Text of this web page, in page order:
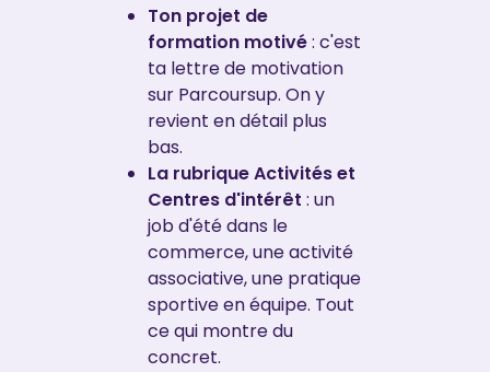
Ton projet de
formation motivé: c'est
ta lettre de motivation
sur Parcoursup. On y
revient en détail plus
bas.
La rubrique Activités et
Centres d'intérêt : un
job d'été dans le
commerce, une activité
associative, une pratique
sportive en équipe. Tout
ce qui montre du
concret.